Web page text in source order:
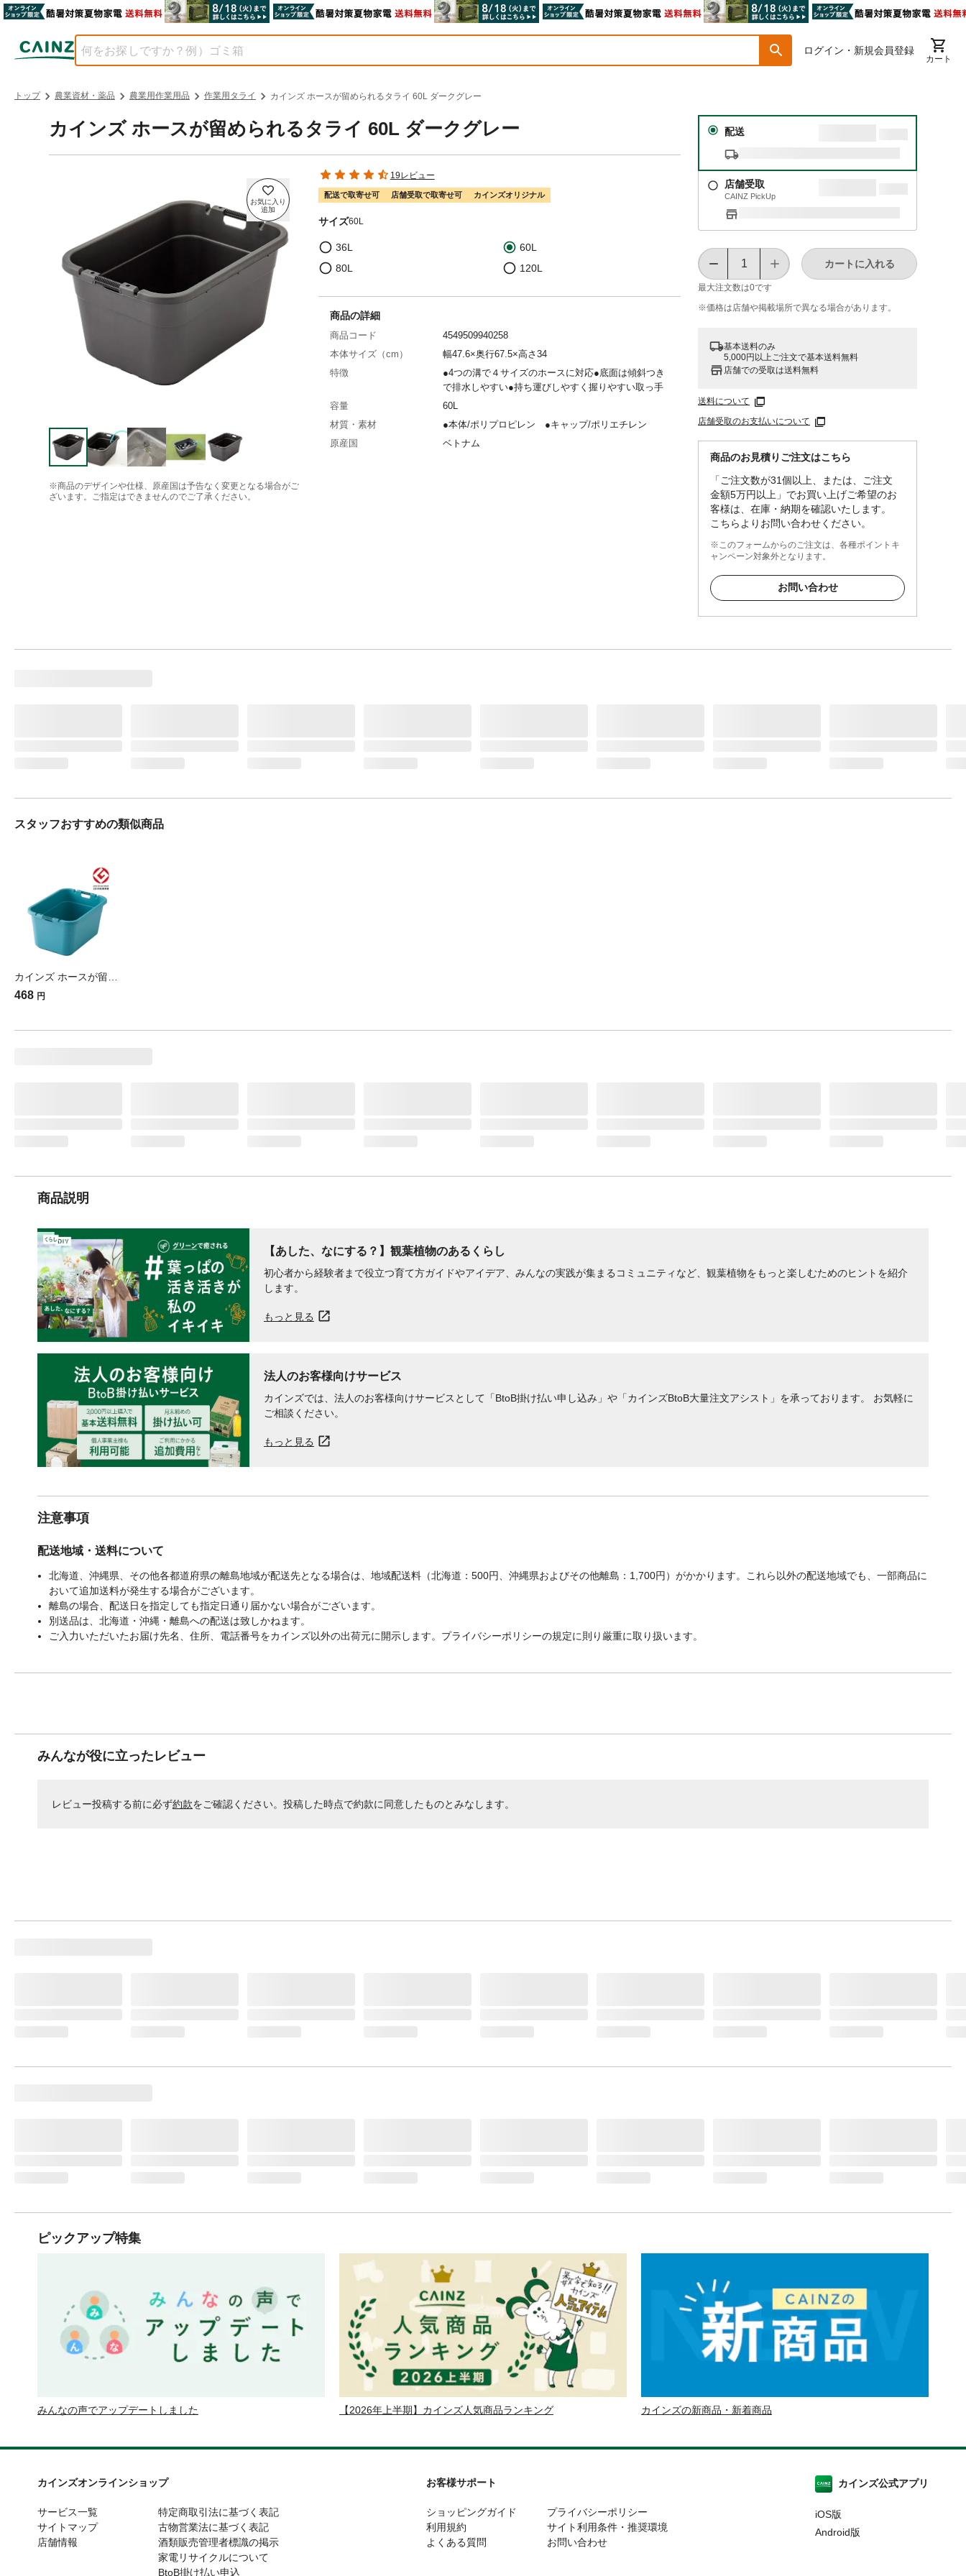
ログイン・新規会員登録
カート
トップ 農業資材・薬品 農業用作業用品 作業用タライ カインズ ホースが留められるタライ 60L ダークグレー
カインズ ホースが留められるタライ 60L ダークグレー
※商品のデザインや仕様、原産国は予告なく変更となる場合がご
ざいます。ご指定はできませんのでご了承ください。
19レビュー
配送で取寄せ可 店舗受取で取寄せ可 カインズオリジナル
サイズ60L
36L
60L
80L
120L
配送
店舗受取
CAINZ PickUp
最大注文数は0です
カートに入れる
※価格は​店舗や​掲載場所で​異なる​場合が​あります。
基本送料のみ
5,000円以上ご注文で基本送料無料
店舗での受取は送料無料
送料について
店舗受取のお支払いについて
商品のお見積りご注文はこちら
「ご注文数が31個以上、または、ご注文
金額5万円以上」でお買い上げご希望のお
客様は、在庫・納期を確認いたします。
こちらよりお問い合わせください。
※このフォームからのご注文は、各種ポイントキ
ャンペーン対象外となります。
お問い合わせ
商品の詳細
商品コード
4549509940258
本体サイズ（cm）
幅47.6×奥行67.5×高さ34
特徴
●4つの溝で４サイズのホースに対応●底面は傾斜つき
で排水しやすい●持ち運びしやすく握りやすい取っ手
容量
60L
材質・素材
●本体/ポリプロピレン ●キャップ/ポリエチレン
原産国
ベトナム
スタッフおすすめの類似商品
468 円
商品説明
【あした、なにする？】観葉植物のあるくらし
初心者から経験者まで役立つ育て方ガイドやアイデア、みんなの実践が集まるコミュニティなど、観葉植物をもっと楽しむためのヒントを紹介
します。
もっと見る
法人のお客様向けサービス
カインズでは、法人のお客様向けサービスとして「BtoB掛け払い申し込み」や「カインズBtoB大量注文アシスト」を承っております。 お気軽に
ご相談ください。
もっと見る
注意事項
配送地域・送料について
北海道、沖縄県、その他各都道府県の離島地域が配送先となる場合は、地域配送料（北海道：500円、沖縄県およびその他離島：1,700円）がかかります。これら以外の配送地域でも、一部商品に
おいて追加送料が発生する場合がございます。
離島の場合、配送日を指定しても指定日通り届かない場合がございます。
別送品は、北海道・沖縄・離島への配送は致しかねます。
ご入力いただいたお届け先名、住所、電話番号をカインズ以外の出荷元に開示します。プライバシーポリシーの規定に則り厳重に取り扱います。
みんなが役に立ったレビュー
レビュー投稿する前に必ず約款をご確認ください。投稿した時点で約款に同意したものとみなします。
ピックアップ特集
みんなの声でアップデートしました 【2026年上半期】カインズ人気商品ランキング カインズの新商品・新着商品
カインズオンラインショップ
サービス一覧
サイトマップ
店舗情報
特定商取引法に基づく表記
古物営業法に基づく表記
酒類販売管理者標識の掲示
家電リサイクルについて
BtoB掛け払い申込
お客様サポート
ショッピングガイド
利用規約
よくある質問
プライバシーポリシー
サイト利用条件・推奨環境
お問い合わせ
カインズ公式アプリ
iOS版
Android版